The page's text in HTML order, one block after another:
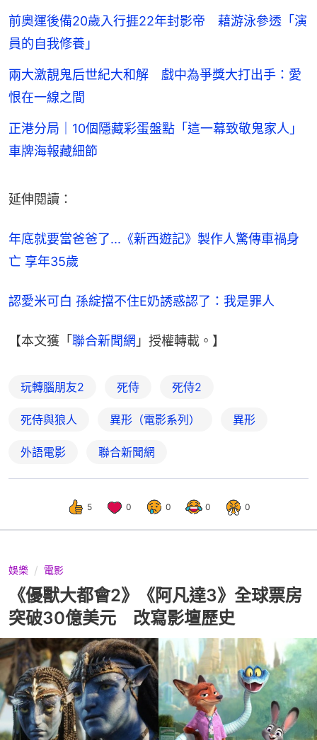
前奧運後備20歲入行捱22年封影帝 藉游泳參透「演
員的自我修養」
兩大激靚鬼后世紀大和解 戲中為爭獎大打出手：愛
恨在一線之間
正港分局｜10個隱藏彩蛋盤點「這一幕致敬鬼家人」
車牌海報藏細節
延伸閱讀：
年底就要當爸爸了...《新西遊記》製作人驚傳車禍身
亡 享年35歲
認愛米可白 孫綻擋不住E奶誘惑認了：我是罪人
【本文獲「聯合新聞網 」授權轉載。】
玩轉腦朋友2 死侍 死侍2
死侍與狼人 異形（電影系列） 異形
外語電影 聯合新聞網
5 0 0 0 0
娛樂 電影
《優獸大都會2》《阿凡達3》全球票房
突破30億美元 改寫影壇歷史